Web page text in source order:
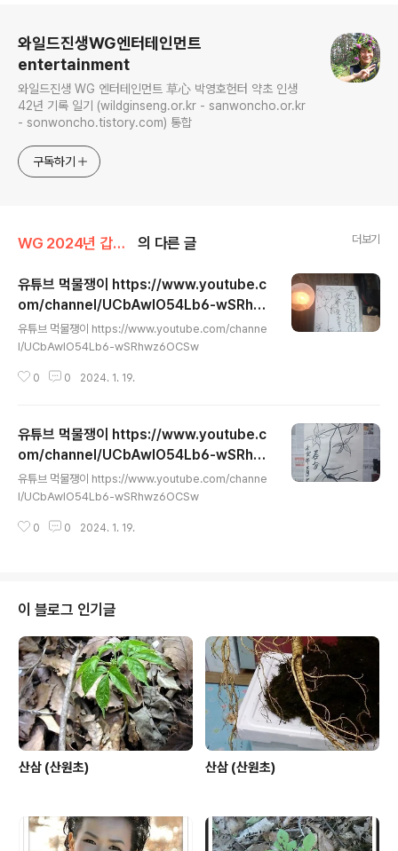
와일드진생WG엔터테인먼트
entertainment
와일드진생 WG 엔터테인먼트 草心 박영호헌터 약초 인생
42년 기록 일기 (wildginseng.or.kr - sanwoncho.or.kr
- sonwoncho.tistory.com) 통합
구독하기
WG 2024년 갑진년 기록 의 다른 글 더보기
유튜브 먹물쟁이 https://www.youtube.c
om/channel/UCbAwIO54Lb6-wSRhw
z6OCSw
유튜브 먹물쟁이 https://www.youtube.com/channe
l/UCbAwIO54Lb6-wSRhwz6OCSw
0 0 2024. 1. 19.
유튜브 먹물쟁이 https://www.youtube.c
om/channel/UCbAwIO54Lb6-wSRhw
z6OCSw
유튜브 먹물쟁이 https://www.youtube.com/channe
l/UCbAwIO54Lb6-wSRhwz6OCSw
0 0 2024. 1. 19.
이 블로그 인기글
산삼 (산원초) 산삼 (산원초)